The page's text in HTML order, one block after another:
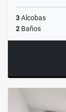
3Alcobas
2 Baños